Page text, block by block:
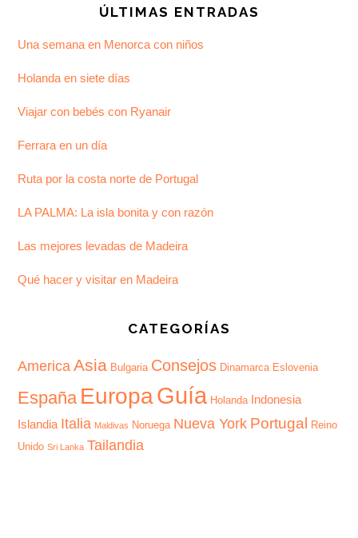
ÚLTIMAS ENTRADAS
Una semana en Menorca con niños
Holanda en siete días
Viajar con bebés con Ryanair
Ferrara en un día
Ruta por la costa norte de Portugal
LA PALMA: La isla bonita y con razón
Las mejores levadas de Madeira
Qué hacer y visitar en Madeira
CATEGORÍAS
America Asia Bulgaria Consejos Dinamarca Eslovenia
España EuropaGuía Holanda Indonesia
Islandia Italia Maldivas Noruega Nueva York Portugal Reino
Unido Sri Lanka Tailandia